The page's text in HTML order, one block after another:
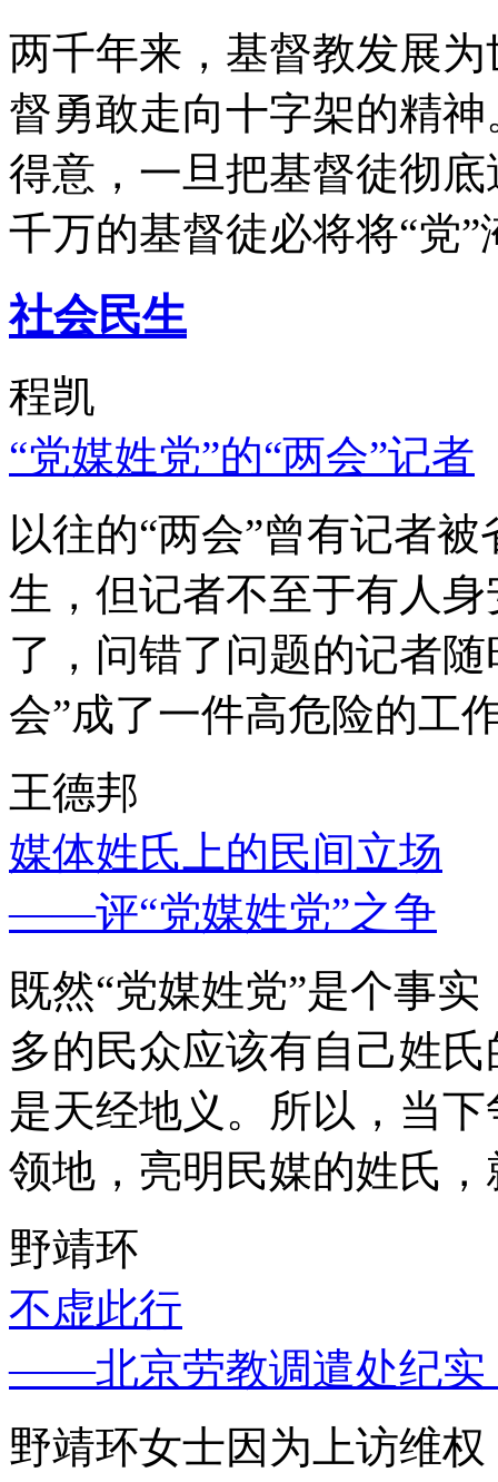
两千年来，基督教发展
督勇敢走向十字架的精
得意，一旦把基督徒彻
千万的基督徒必将将“党”
社会民生
程凯
“党媒姓党”的“两会”记者
以往的“两会”曾有记者
生，但记者不至于有人
了，问错了问题的记者
会”成了一件高危险的工
王德邦
媒体姓氏上的民间立场
——评“党媒姓党”之争
既然“党媒姓党”是个事
多的民众应该有自己姓
是天经地义。所以，当
领地，亮明民媒的姓氏
野靖环
不虚此行
——北京劳教调遣处纪实
野靖环女士因为上访维